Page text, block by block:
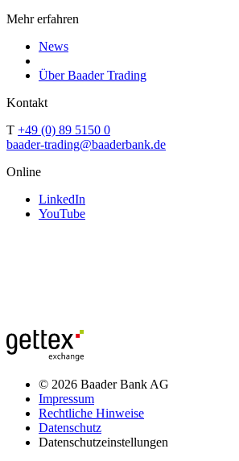
Mehr erfahren
News
Über Baader Trading
Kontakt
T +49 (0) 89 5150 0
baader-trading@baaderbank.de
Online
LinkedIn
YouTube
© 2026 Baader Bank AG
Impressum
Rechtliche Hinweise
Datenschutz
Datenschutzeinstellungen